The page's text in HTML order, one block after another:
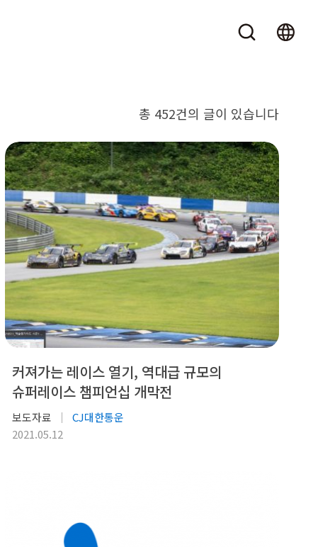
총 452건의 글이 있습니다
커져가는 레이스 열기, 역대급 규모의
슈퍼레이스 챔피언십 개막전
보도자료
CJ대한통운
2021.05.12